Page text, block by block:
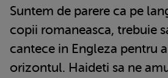
Suntem de parere ca pe
copii romaneasca, trebuie
cantece in Engleza pentru
orizontul. Haideti sa ne